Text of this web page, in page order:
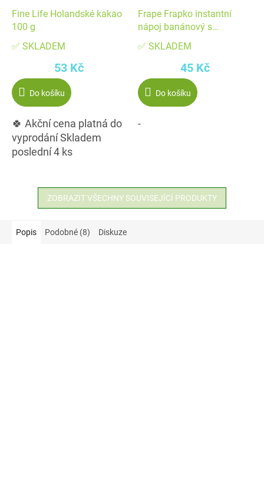
Fine Life Holandské kakao
100 g
✅ SKLADEM
53 Kč
Do košíku
🍀 Akční cena platná do
vyprodání Skladem
poslední 4 ks
Frape Frapko instantní
nápoj banánový s
vlákninou 200 g
✅ SKLADEM
45 Kč
Do košíku
-
ZOBRAZIT VŠECHNY SOUVISEJÍCÍ PRODUKTY
Popis Podobné (8) Diskuze